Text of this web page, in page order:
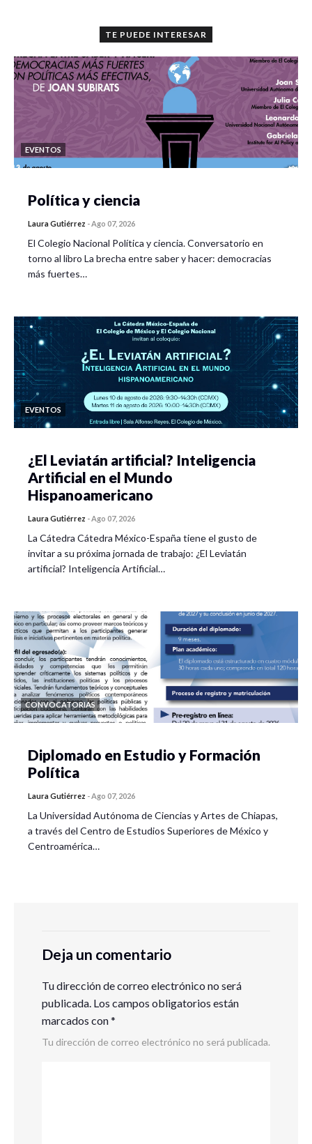
TE PUEDE INTERESAR
EVENTOS
Política y ciencia
Laura Gutiérrez -Ago 07, 2026
El Colegio Nacional Política y ciencia. Conversatorio en
torno al libro La brecha entre saber y hacer: democracias
más fuertes…
EVENTOS
¿El Leviatán artificial? Inteligencia
Artificial en el Mundo
Hispanoamericano
Laura Gutiérrez -Ago 07, 2026
La Cátedra Cátedra México-España tiene el gusto de
invitar a su próxima jornada de trabajo: ¿El Leviatán
artificial? Inteligencia Artificial…
CONVOCATORIAS
Diplomado en Estudio y Formación
Política
Laura Gutiérrez -Ago 07, 2026
La Universidad Autónoma de Ciencias y Artes de Chiapas,
a través del Centro de Estudios Superiores de México y
Centroamérica…
Deja un comentario
Tu dirección de correo electrónico no será
publicada. Los campos obligatorios están
marcados con*
Tu dirección de correo electrónico no será publicada.